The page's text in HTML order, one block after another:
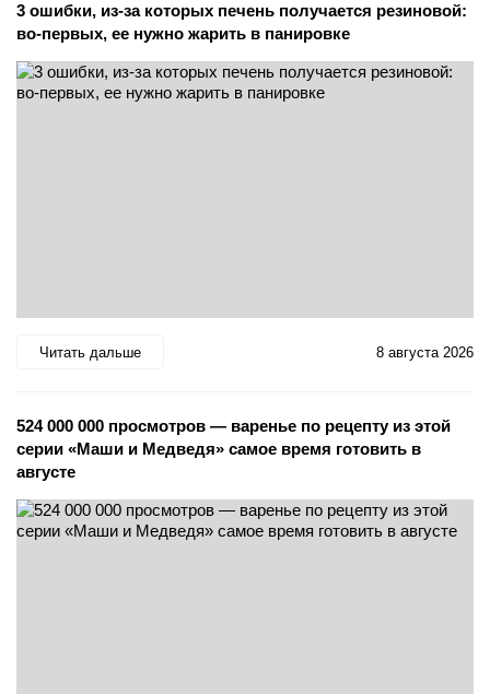
3 ошибки, из-за которых печень получается резиновой:
во-первых, ее нужно жарить в панировке
Читать дальше 8 августа 2026
524 000 000 просмотров — варенье по рецепту из этой
серии «Маши и Медведя» самое время готовить в
августе